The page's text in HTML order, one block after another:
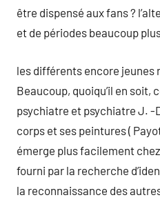
être dispensé aux fans ?
et de périodes beaucoup
les différents encore jeunes
Beaucoup, quoiqu’il en soit,
psychiatre et psychiatre J. -
corps et ses peintures (
émerge plus facilement
fourni par la recherche
la reconnaissance des